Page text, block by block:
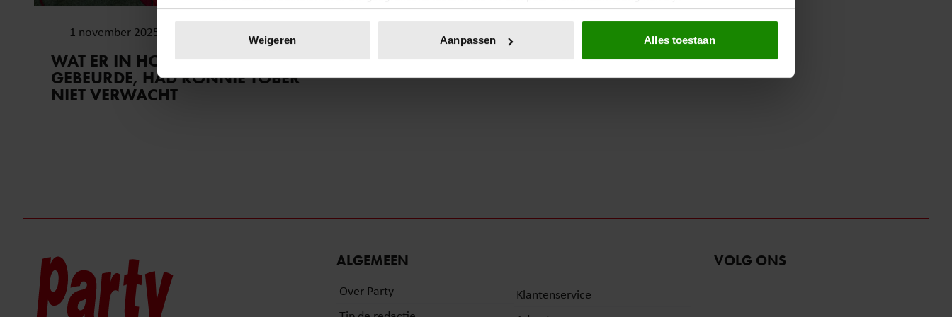
Uw apparaat identificeren door het actief te scannen op specifieke eigenschappen (fingerprinting)
toestemming op elk moment wijzigen of intrekken in de Cookieverklaring.
We gebruiken cookies om content en advertenties te personaliseren, om functies voor social media te bieden en om ons
websiteverkeer te analyseren. Ook delen we informatie over uw gebruik van onze site met onze partners voor social
Weigeren Aanpassen Alles toestaan
1 november 2025
WAT ER IN HOTEL DES INDES
GEBEURDE, HAD RONNIE TOBER
NIET VERWACHT
ALGEMEEN
Over Party
Klantenservice
VOLG ONS